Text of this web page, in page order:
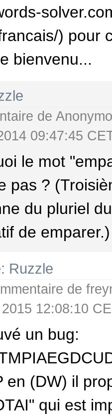
) pour
bienvenu...
de
09:47:45
le mot
pas ?
du pluriel
de emparer.)
Ruzzle
de
12:08:10
un bug:
en (DW) il
qui est